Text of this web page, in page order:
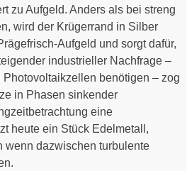
zu Aufgeld. Anders als bei streng
wird der Krügerrand in Silber
Aufgeld und sorgt dafür,
industrieller Nachfrage –
benötigen – zog
in Phasen sinkender
eine
heute ein Stück Edelmetall,
wenn dazwischen turbulente